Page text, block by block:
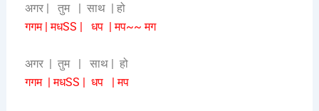
अगर | तुम | साथ | हो
गगम | मधSS | धप | मप~~ मग
अगर | तुम | साथ | हो
गगम | मधSS | धप | मप